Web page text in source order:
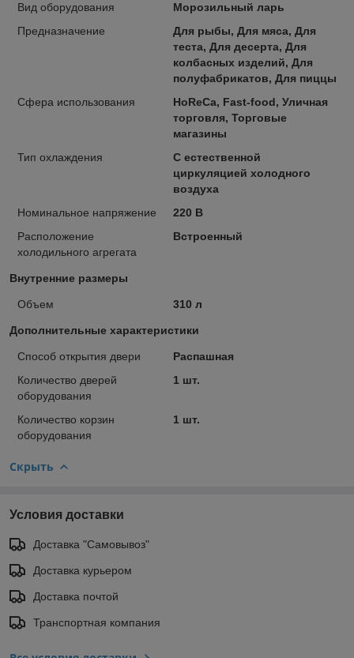
Вид оборудования
Морозильный ларь
Предназначение
Для рыбы, Для мяса, Для
теста, Для десерта, Для
колбасных изделий, Для
полуфабрикатов, Для пиццы
Сфера использования
HoReCa, Fast-food, Уличная
торговля, Торговые
магазины
Тип охлаждения
С естественной
циркуляцией холодного
воздуха
Номинальное напряжение
220 В
Расположение
холодильного агрегата
Встроенный
Внутренние размеры
Объем 310 л
Дополнительные характеристики
Способ открытия двери
Распашная
Количество дверей
оборудования
1 шт.
Количество корзин
оборудования
1 шт.
Скрыть
Условия доставки
Доставка "Самовывоз"
Доставка курьером
Доставка почтой
Транспортная компания